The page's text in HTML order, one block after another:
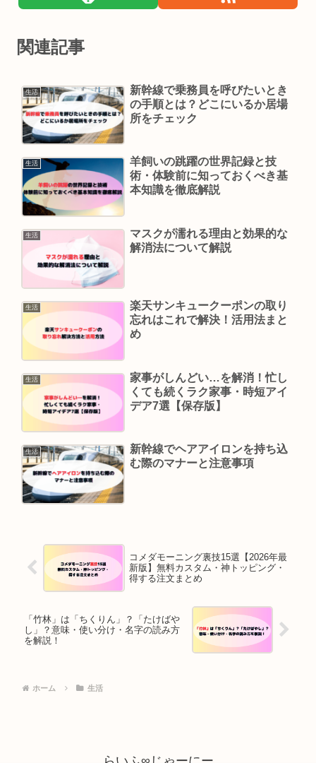
関連記事
生活
新幹線で乗務員を呼びたいとき
の手順とは？どこにいるか居場
所をチェック
生活
羊飼いの跳躍の世界記録と技
術・体験前に知っておくべき基
本知識を徹底解説
生活
マスクが濡れる理由と効果的な
解消法について解説
生活
楽天サンキュークーポンの取り
忘れはこれで解決！活用法まと
め
生活
家事がしんどい…を解消！忙し
くても続くラク家事・時短アイ
デア7選【保存版】
生活
新幹線でヘアアイロンを持ち込
む際のマナーと注意事項
コメダモーニング裏技15選【2026年最
新版】無料カスタム・神トッピング・
得する注文まとめ
「竹林」は「ちくりん」？「たけばや
し」？意味・使い分け・名字の読み方
を解説！
ホーム 生活